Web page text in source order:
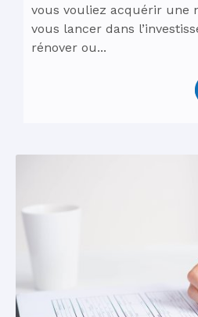
vous vouliez acquérir une
vous lancer dans
rénover ou...